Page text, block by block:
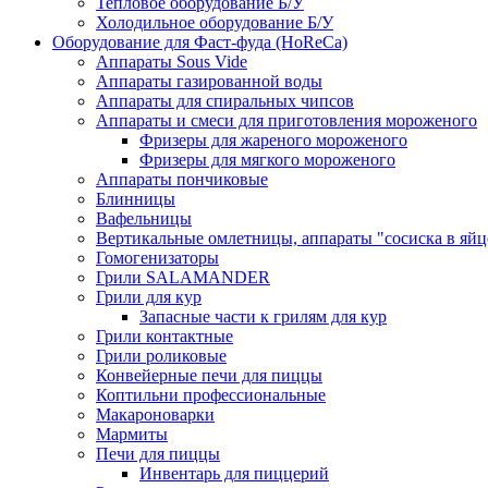
Холодильное оборудование Б/У
Оборудование для Фаст-фуда (HoReCa)
Аппараты Sous Vide
Аппараты газированной воды
Аппараты для спиральных чипсов
Аппараты и смеси для приготовления мороженого
Фризеры для жареного мороженого
Фризеры для мягкого мороженого
Аппараты пончиковые
Блинницы
Вафельницы
Вертикальные омлетницы, аппараты "сосиска в
Гомогенизаторы
Грили SALAMANDER
Грили для кур
Запасные части к грилям для кур
Грили контактные
Грили роликовые
Конвейерные печи для пиццы
Коптильни профессиональные
Макароноварки
Мармиты
Печи для пиццы
Инвентарь для пиццерий